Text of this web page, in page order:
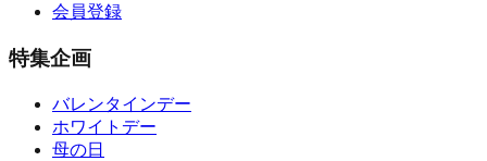
会員登録
特集企画
バレンタインデー
ホワイトデー
母の日